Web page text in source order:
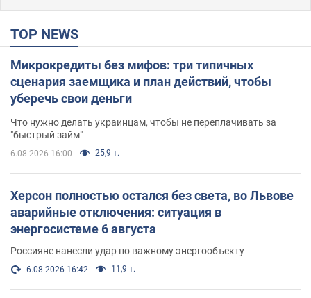
TOP NEWS
Микрокредиты без мифов: три типичных
сценария заемщика и план действий, чтобы
уберечь свои деньги
Что нужно делать украинцам, чтобы не переплачивать за
"быстрый займ"
6.08.2026 16:00 25,9 т.
Херсон полностью остался без света, во Львове
аварийные отключения: ситуация в
энергосистеме 6 августа
Россияне нанесли удар по важному энергообъекту
6.08.2026 16:42 11,9 т.